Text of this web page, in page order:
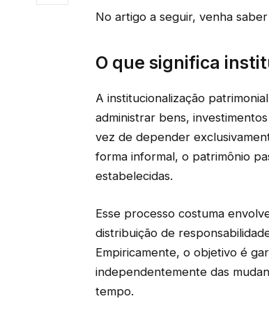
No artigo a seguir, venha
O que significa
A institucionalização
administrar bens,
vez de depender
forma informal, o patrimônio
estabelecidas.
Esse processo costuma
distribuição de
Empiricamente, o objetivo é
independentemente das
tempo.